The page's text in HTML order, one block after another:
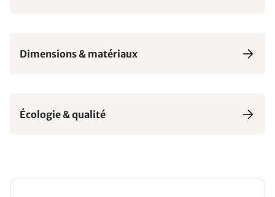
Dimensions & matériaux
Écologie & qualité